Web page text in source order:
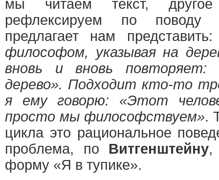
мы читаем текст,
рефлексируем по
предлагает нам
философом, указывая на
вновь и вновь
дерево». Подходит кто-то
я ему говорю: «Этот
просто мы философствуем».
цикла это рациональное
проблема, по Витгенштейну,
форму «Я в тупике».